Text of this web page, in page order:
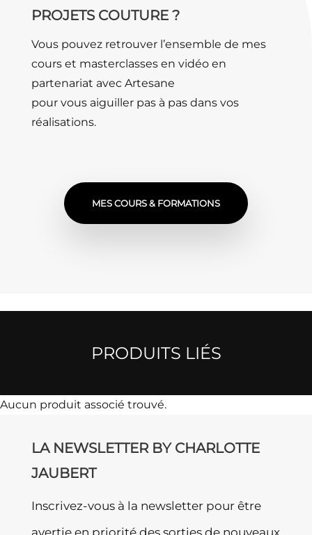
PROJETS COUTURE ?
Vous pouvez retrouver l’ensemble de mes
cours et masterclasses en vidéo en
partenariat avec Artesane
pour vous aiguiller pas à pas dans vos
réalisations.
MES COURS & FORMATIONS
PRODUITS LIÉS
Aucun produit associé trouvé.
LA NEWSLETTER BY CHARLOTTE
JAUBERT
Inscrivez-vous à la newsletter pour être